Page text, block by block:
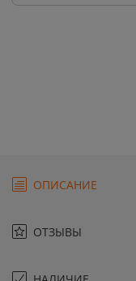
ОПИСАНИЕ
ОТЗЫВЫ